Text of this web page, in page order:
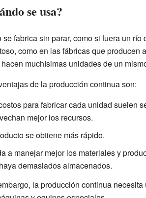
se usa?
fabrica sin parar, como si fuera un río
como en las fábricas que producen
muchísimas unidades de un
de la producción continua son:
para fabricar cada unidad suelen
mejor los recursos.
se obtiene más rápido.
a manejar mejor los materiales y
demasiados almacenados.
la producción continua